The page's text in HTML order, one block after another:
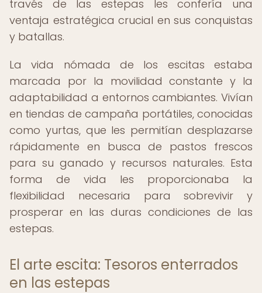
través de las estepas les confería una
ventaja estratégica crucial en sus conquistas
y batallas.
La vida nómada de los escitas estaba
marcada por la movilidad constante y la
adaptabilidad a entornos cambiantes. Vivían
en tiendas de campaña portátiles, conocidas
como yurtas, que les permitían desplazarse
rápidamente en busca de pastos frescos
para su ganado y recursos naturales. Esta
forma de vida les proporcionaba la
flexibilidad necesaria para sobrevivir y
prosperar en las duras condiciones de las
estepas.
El arte escita: Tesoros enterrados
en las estepas